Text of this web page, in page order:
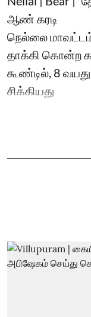
ஆண் கரடி
நெல்லை மாவட்டம்
தாக்கி கொன்ற
கூண்டில், 8
சிக்கியது